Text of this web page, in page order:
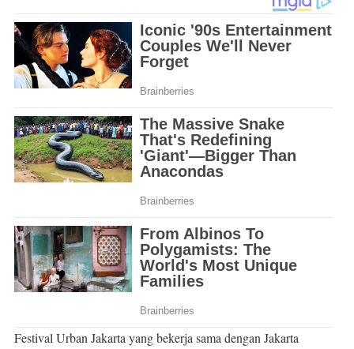
Festival Urban Jakarta yang bekerja sama dengan Jakarta